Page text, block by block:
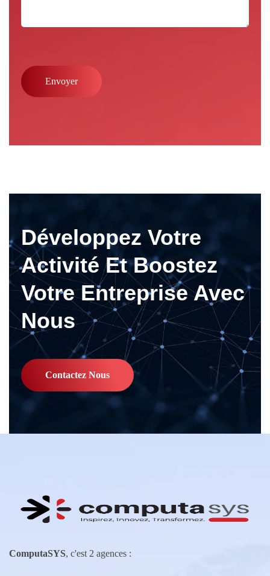
Développez Votre
Activité Et Boostez
Votre Entreprise Avec
Nous
Contactez Nous
ComputaSYS, c'est 2 agences :